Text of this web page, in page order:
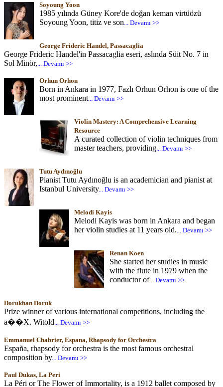
Soyoung Yoon
1985 yılında Güney Kore'de doğan keman virtüözü
Soyoung Yoon, titiz ve son... Devamı >>
George Frideric Handel, Passacaglia
George Frideric Handel'in Passacaglia eseri, aslında Süit No. 7 in
Sol Minör,... Devamı >>
Orhun Orhon
Born in Ankara in 1977, Fazlı Orhun Orhon is one of the
most prominent... Devamı >>
Violin Mastery: A Comprehensive Learning
Resource
A curated collection of violin techniques from
master teachers, providing... Devamı >>
Tutu Aydınoğlu
Pianist Tutu Aydınoğlu is an academician and pianist at
Istanbul University... Devamı >>
Melodi Kayis
Melodi Kayis was born in Ankara and began
her violin studies at 11 years old.... Devamı >>
Renan Koen
She started her studies in music
with the flute in 1979 when the
conductor of... Devamı >>
Dorukhan Doruk
Prize winner of various international competitions, including the
a��X. Witold... Devamı >>
Emmanuel Chabrier, Espana, Rhapsody for Orchestra
España, rhapsody for orchestra is the most famous orchestral
composition by... Devamı >>
Paul Dukas, La Peri
La Péri or The Flower of Immortality, is a 1912 ballet composed by